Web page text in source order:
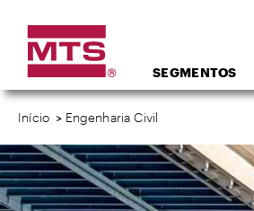
SEGMENTOS
Início > Engenharia Civil